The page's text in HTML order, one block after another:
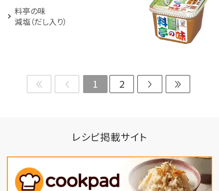
料亭の味
減塩（だし入り）
1 2
レシピ掲載サイト